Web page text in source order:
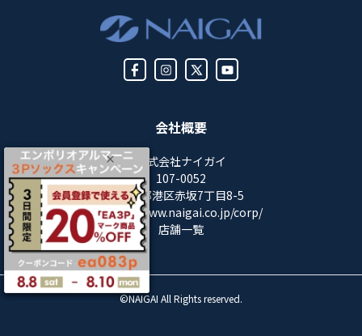
会社概要
株式会社ナイガイ
107-0052
東京都港区赤坂7丁目8-5
https://www.naigai.co.jp/corp/
店舗一覧
©NAIGAI All Rights reserved.